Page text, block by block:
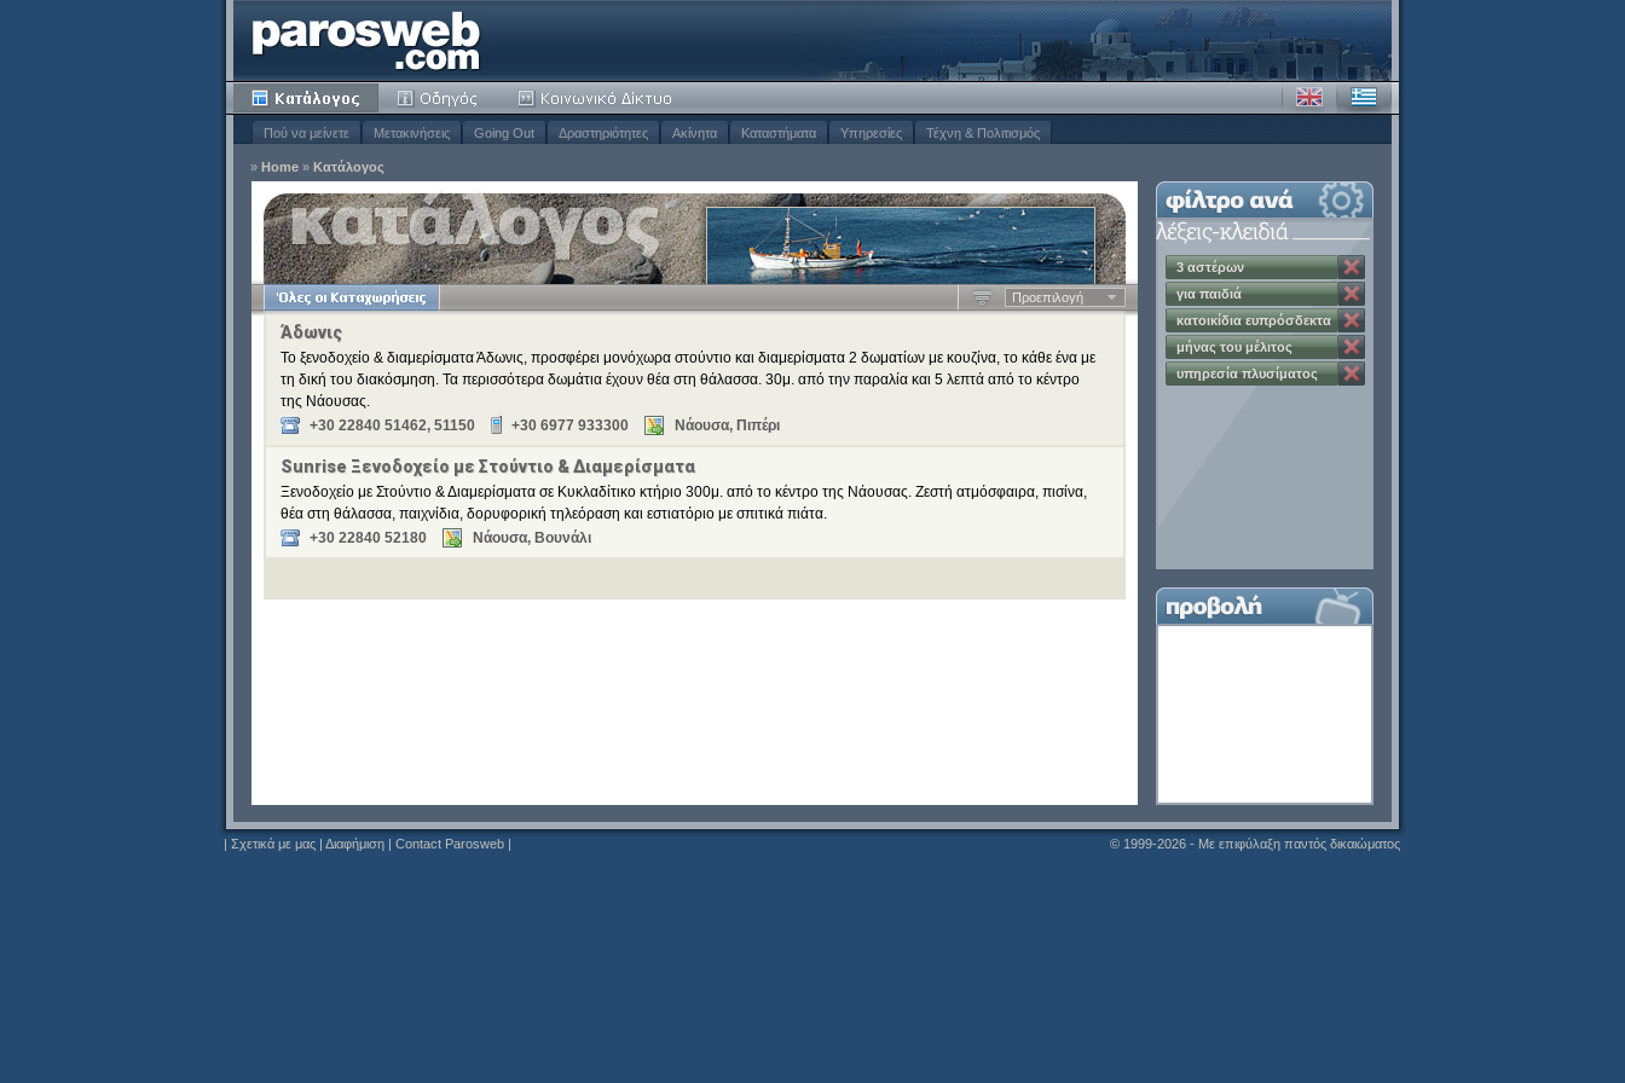
Πού να μείνετε Μετακινήσεις Going Out Δραστηριότητες Ακίνητα Καταστήματα Υπηρεσίες Τέχνη & Πολιτισμός
» Home » Κατάλογος
Προεπιλογή
Άδωνις
Το ξενοδοχείο & διαμερίσματα Άδωνις, προσφέρει μονόχωρα στούντιο και διαμερίσματα 2 δωματίων με κουζίνα, το κάθε ένα με
τη δική του διακόσμηση. Τα περισσότερα δωμάτια έχουν θέα στη θάλασσα. 30μ. από την παραλία και 5 λεπτά από το κέντρο
της Νάουσας.
+30 22840 51462, 51150
+30 6977 933300 Νάουσα, Πιπέρι
Sunrise Ξενοδοχείο με Στούντιο & Διαμερίσματα
Ξενοδοχείο με Στούντιο & Διαμερίσματα σε Κυκλαδίτικο κτήριο 300μ. από το κέντρο της Νάουσας. Ζεστή ατμόσφαιρα, πισίνα,
θέα στη θάλασσα, παιχνίδια, δορυφορική τηλεόραση και εστιατόριο με σπιτικά πιάτα.
+30 22840 52180
Νάουσα, Βουνάλι
3 αστέρων
για παιδιά
κατοικίδια ευπρόσδεκτα
μήνας του μέλιτος
υπηρεσία πλυσίματος
| Σχετικά με μας | Διαφήμιση | Contact Parosweb | © 1999-2026 - Με επιφύλαξη παντός δικαιώματος